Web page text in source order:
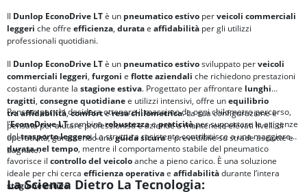
Il Dunlop EconoDrive LTè un pneumatico estivo perveicoli commerciali
leggeri che offre efficienza, duratae affidabilità per gli utilizzi
professionali quotidiani.
Il Dunlop EconoDrive LTè un pneumatico estivosviluppato perveicoli
commerciali leggeri, furgoni e flotte aziendali che richiedono prestazioni
costanti durante la stagione estiva. Progettato per affrontare lunghi
tragitti, consegne quotidianee utilizzi intensivi, offre unequilibrio
traaffidabilità,comforteresa chilometrica. La sua configurazione è
pensata per aiutare professionisti e aziende a mantenere elevati livelli di
operatività, garantendo unaguida sicurae prevedibile su strade asciutte e
bagnate.
Pensato per chi desidera ottenere il massimo da ogni chilometro percorso,
l’EconoDrive LTcombinarobustezzaepraticitàper supportare le esigenze
deltrasporto leggero. La struttura resistente contribuisce a una maggiore
durata nel tempo, mentre il comportamento stabile del pneumatico
favorisce il controllo del veicoloanche a pieno carico. È una soluzione
ideale per chi cerca efficienza operativae affidabilitàdurante l’intera
stagione estiva.
La Scienza Dietro La Tecnologia: